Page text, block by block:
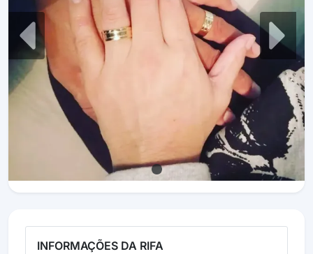
Previous Next
INFORMAÇÕES DA RIFA